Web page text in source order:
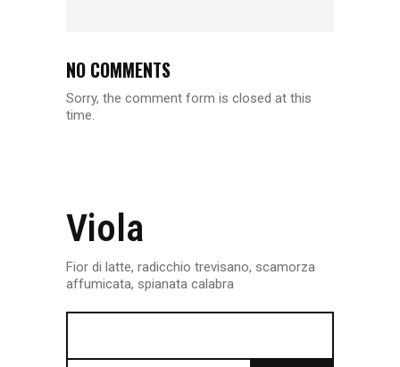
NO COMMENTS
Sorry, the comment form is closed at this
time.
Viola
Fior di latte, radicchio trevisano, scamorza
affumicata, spianata calabra